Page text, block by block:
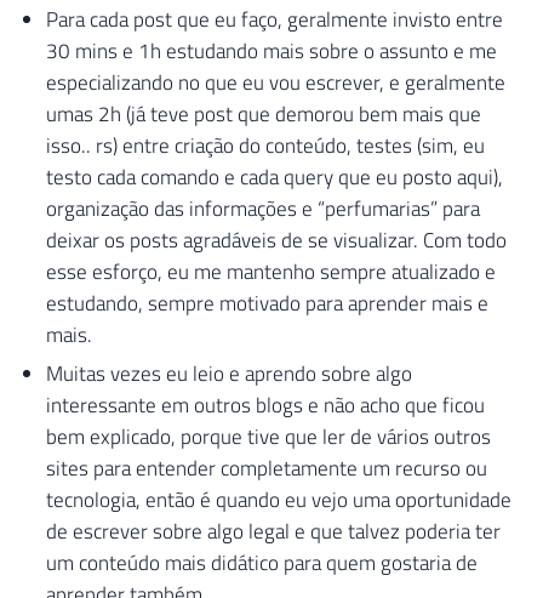
Para cada post que eu faço, geralmente invisto entre
30 mins e 1h estudando mais sobre o assunto e me
especializando no que eu vou escrever, e geralmente
umas 2h (já teve post que demorou bem mais que
isso.. rs) entre criação do conteúdo, testes (sim, eu
testo cada comando e cada query que eu posto aqui),
organização das informações e “perfumarias” para
deixar os posts agradáveis de se visualizar. Com todo
esse esforço, eu me mantenho sempre atualizado e
estudando, sempre motivado para aprender mais e
mais.
Muitas vezes eu leio e aprendo sobre algo
interessante em outros blogs e não acho que ficou
bem explicado, porque tive que ler de vários outros
sites para entender completamente um recurso ou
tecnologia, então é quando eu vejo uma oportunidade
de escrever sobre algo legal e que talvez poderia ter
um conteúdo mais didático para quem gostaria de